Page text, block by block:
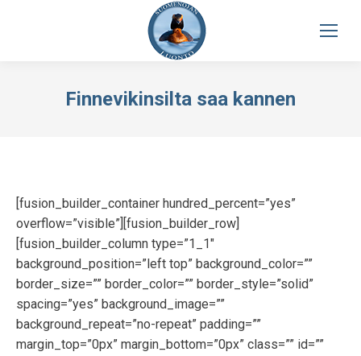
Finnevikinsilta saa kannen
[fusion_builder_container hundred_percent=”yes”
overflow=”visible”][fusion_builder_row]
[fusion_builder_column type=”1_1″
background_position=”left top” background_color=””
border_size=”” border_color=”” border_style=”solid”
spacing=”yes” background_image=””
background_repeat=”no-repeat” padding=””
margin_top=”0px” margin_bottom=”0px” class=”” id=””